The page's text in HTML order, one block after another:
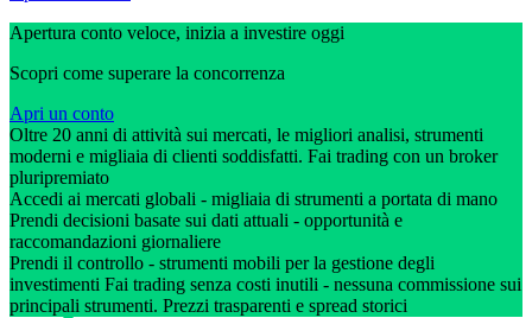
Apertura conto veloce, inizia a investire oggi
Scopri come superare la concorrenza
Apri un conto
Oltre 20 anni di attività sui mercati, le migliori analisi, strumenti
moderni e migliaia di clienti soddisfatti. Fai trading con un broker
pluripremiato
Accedi ai mercati globali - migliaia di strumenti a portata di mano
Prendi decisioni basate sui dati attuali - opportunità e
raccomandazioni giornaliere
Prendi il controllo - strumenti mobili per la gestione degli
investimenti Fai trading senza costi inutili - nessuna commissione sui
principali strumenti. Prezzi trasparenti e spread storici